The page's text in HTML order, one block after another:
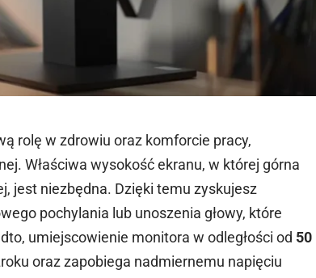
rolę w zdrowiu oraz komforcie pracy,
Właściwa wysokość ekranu, w której górna
jest niezbędna. Dzięki temu zyskujesz
pochylania lub unoszenia głowy, które
umiejscowienie monitora w odległości od 50
oraz zapobiega nadmiernemu napięciu